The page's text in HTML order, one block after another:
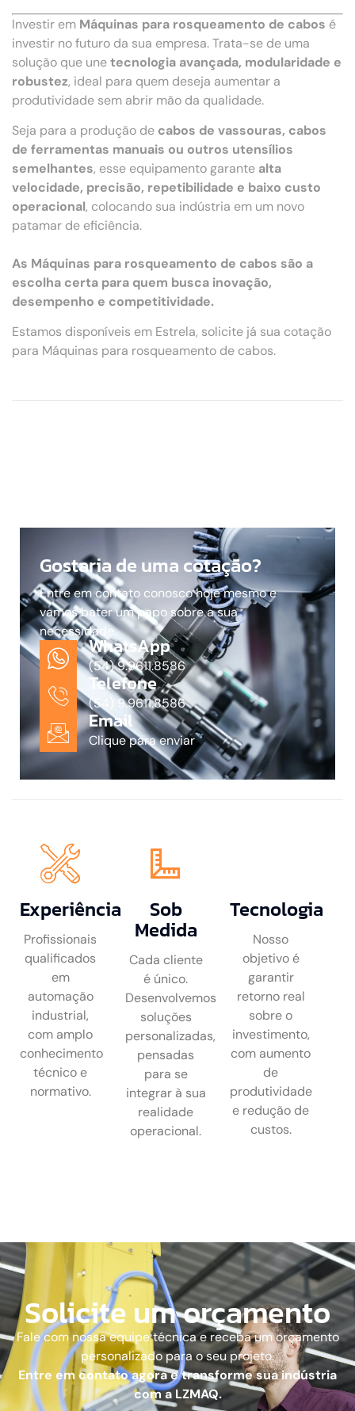
Investir em Máquinas para rosqueamento de cabos é
investir no futuro da sua empresa. Trata-se de uma
solução que unetecnologia avançada, modularidade e
robustez, ideal para quem deseja aumentar a
produtividade sem abrir mão da qualidade.
Seja para a produção de cabos de vassouras, cabos
de ferramentas manuais ou outros utensílios
semelhantes, esse equipamento garante alta
velocidade, precisão, repetibilidade e baixo custo
operacional, colocando sua indústria em um novo
patamar de eficiência.
As Máquinas para rosqueamento de cabos são a
escolha certa para quem busca inovação,
desempenho e competitividade.
Estamos disponíveis em Estrela, solicite já sua cotação
para Máquinas para rosqueamento de cabos.
Gostaria de uma cotação?
Entre em contato conosco hoje mesmo e
vamos bater um papo sobre a sua
necessidade.
WhatsApp
(54) 9.9611.8586
Telefone
(54) 9.9611.8586
Email
Clique para enviar
Experiência
Profissionais
qualificados
em
automação
industrial,
com amplo
conhecimento
técnico e
normativo.
Sob
Medida
Cada cliente
é único.
Desenvolvemos
soluções
personalizadas,
pensadas
para se
integrar à sua
realidade
operacional.
Tecnologia
Nosso
objetivo é
garantir
retorno real
sobre o
investimento,
com aumento
de
produtividade
e redução de
custos.
Solicite um orçamento
Fale com nossa equipe técnica e receba um orçamento
personalizado para o seu projeto.
Entre em contato agora e transforme sua indústria
com a LZMAQ.